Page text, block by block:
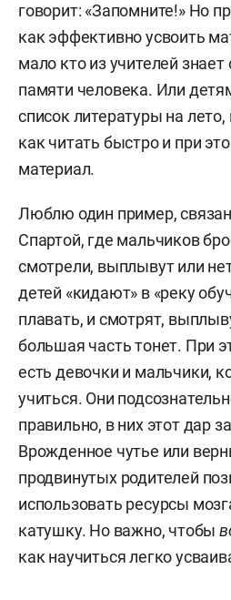
говорит: «Запомните!» Но
как эффективно усвоить
мало кто из учителей знает
памяти человека. Или
список литературы на
как читать быстро и при
материал.
Люблю один пример,
Спартой, где мальчиков
смотрели, выплывут или
детей «кидают» в «реку
плавать, и смотрят,
большая часть тонет. При
есть девочки и мальчики,
учиться. Они
правильно, в них этот дар
Врожденное чутье или
продвинутых родителей
использовать ресурсы
катушку. Но важно, чтобы
как научиться легко